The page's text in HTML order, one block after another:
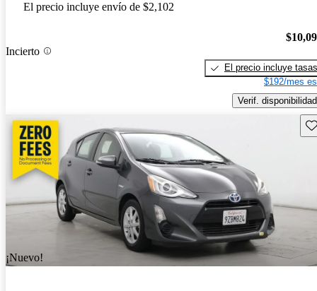
El precio incluye envío de $2,102
Incierto
El precio incluye tasas
$192/mes
Verif. disponibilidad
¡Nuevo!